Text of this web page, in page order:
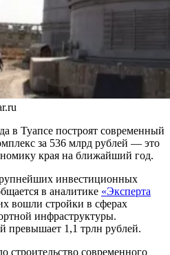
в Туапсе построят современный
за 536 млрд рублей — это
края на ближайший год.
инвестиционных
в аналитике «Эксперта
вошли стройки в сферах
инфраструктуры.
превышает 1,1 трлн рублей.
строительство современного